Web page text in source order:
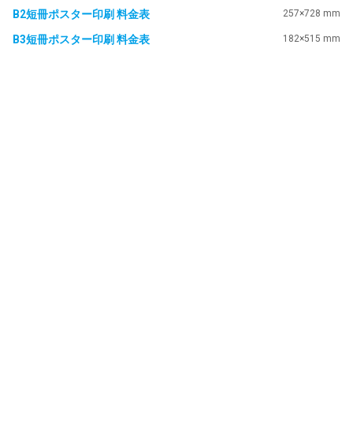
B2短冊ポスター印刷 料金表 257×728 mm
B3短冊ポスター印刷 料金表 182×515 mm